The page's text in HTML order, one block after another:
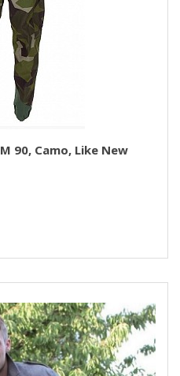
90, Camo, Like New